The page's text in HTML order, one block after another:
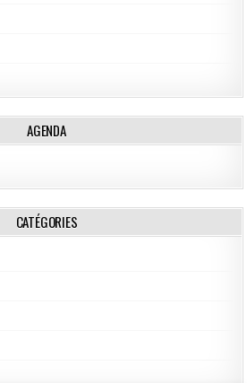
AGENDA
CATÉGORIES